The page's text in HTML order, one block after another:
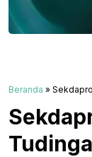
Beranda »